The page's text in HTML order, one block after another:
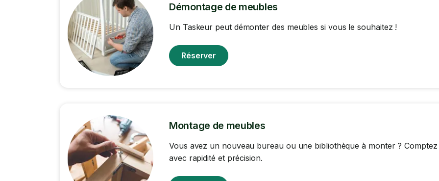
Démontage de meubles
Un Taskeur peut démonter des meubles si vous le souhaitez !
Réserver
Montage de meubles
Vous avez un nouveau bureau ou une bibliothèque à monter ?
avec rapidité et précision.